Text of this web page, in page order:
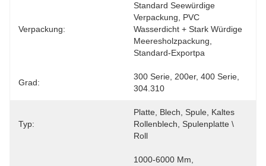
Verpackung:
Standard Seewürdige
Verpackung, PVC
Wasserdicht + Stark Würdige
Meeresholzpackung,
Standard-Exportpa
Grad:
300 Serie, 200er, 400 Serie,
304.310
Typ:
Platte, Blech, Spule, Kaltes
Rollenblech, Spulenplatte \
Roll
1000-6000 Mm,